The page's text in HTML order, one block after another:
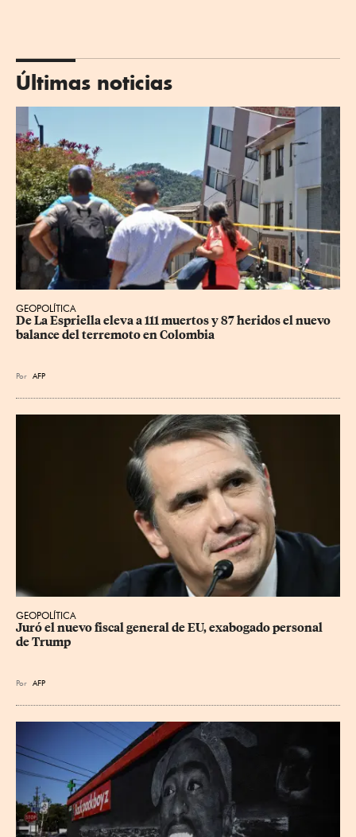
Últimas noticias
GEOPOLÍTICA
De La Espriella eleva a 111 muertos y 87 heridos el nuevo
balance del terremoto en Colombia
Por AFP
GEOPOLÍTICA
Juró el nuevo fiscal general de EU, exabogado personal
de Trump
Por AFP